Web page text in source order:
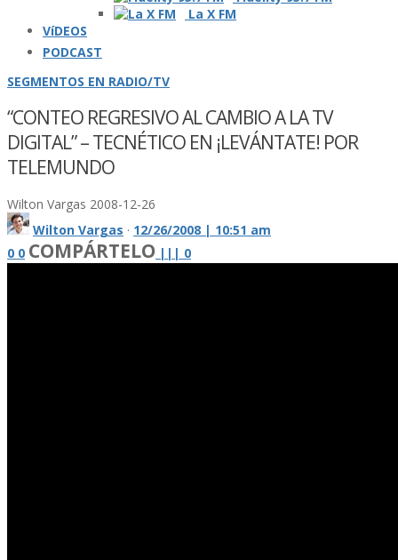
La X FM
VíDEOS
PODCAST
SEGMENTOS EN RADIO/TV
“CONTEO REGRESIVO AL CAMBIO A LA TV
DIGITAL” – TECNÉTICO EN ¡LEVÁNTATE! POR
TELEMUNDO
Wilton Vargas 2008-12-26
Wilton Vargas · 12/26/2008 | 10:51 am
0 0 COMPÁRTELO | | | 0